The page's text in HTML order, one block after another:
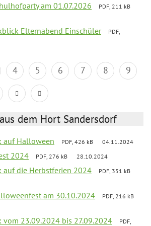
am 01.07.2026
PDF, 211 kB
Elternabend Einschüler
PDF,
4 5 6 7 8
9
dem Hort Sandersdorf
auf Halloween PDF, 426 kB 04.11.2024
2024 PDF, 276 kB 28.10.2024
auf die Herbstferien 2024
PDF, 351 kB
am 30.10.2024
PDF, 216 kB
vom 23.09.2024 bis 27.09.2024
PDF,